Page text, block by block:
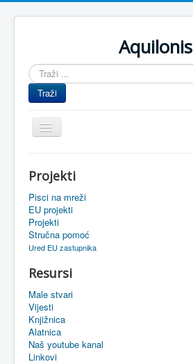
Aquilonis
Traži
...
Traži
Prikaz/Sakrivanje
navigacije
Upravljanje znanjem
Obrazovanje
Upravljanje projektima
Oaza
Sistemski alati
eMapa
Projekti
Pisci na mreži
EU projekti
Projekti
Stručna pomoć
Ured EU zastupnika
Resursi
Male stvari
Vijesti
Knjižnica
Alatnica
Naš youtube kanal
Linkovi